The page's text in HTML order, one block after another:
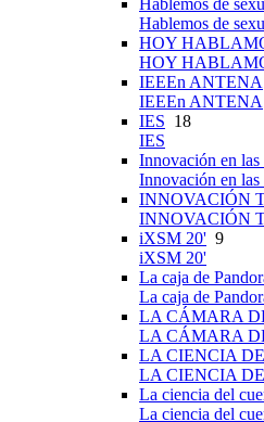
Hablemos de
Hablemos de
HOY
HOY
IEEEn ANTENA
IEEEn ANTENA
IES 18
IES
Innovación en las
Innovación en las
INNOVACIÓN
INNOVACIÓN
iXSM 20' 9
iXSM 20'
La caja de
La caja de
LA CÁMARA
LA CÁMARA
LA CIENCIA
LA CIENCIA
La ciencia del
La ciencia del